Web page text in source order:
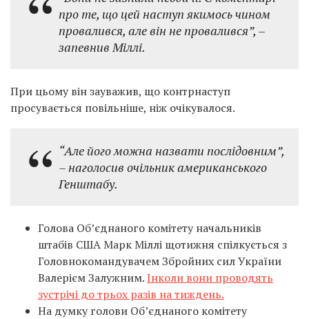
про те, що цей наступ якимось чином
провалився, але він не провалився”, –
запевнив Міллі.
При цьому він зауважив, що контрнаступ
просувається повільніше, ніж очікувалося.
“Але його можна назвати послідовним”,
– наголосив очільник американського
Генштабу.
Голова Об’єднаного комітету начальників
штабів США Марк Міллі щотижня спілкується з
Головнокомандувачем Збройних сил України
Валерієм Залужним.Інколи вони проводять
зустрічі до трьох разів на тиждень.
На думку голови Об’єднаного комітету